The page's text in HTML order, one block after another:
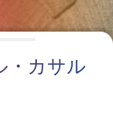
・カサル